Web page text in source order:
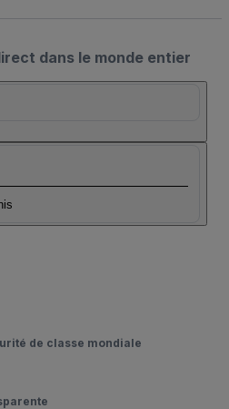
dans le monde entier
de classe mondiale